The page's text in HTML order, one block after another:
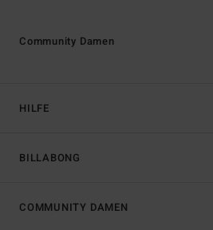
HILFE
BILLABONG
Community Damen
COMMUNITY DAMEN